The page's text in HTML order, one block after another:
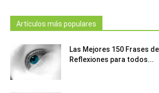
Artículos más populares
Las Mejores 150 Frases de
Reflexiones para todos...